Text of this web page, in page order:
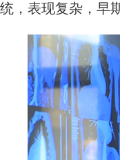
统，表现复杂，早